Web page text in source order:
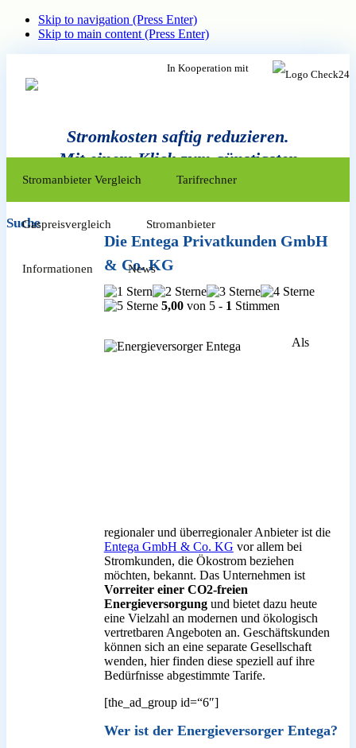
Skip to navigation (Press Enter)
Skip to main content (Press Enter)
In Kooperation mit
Stromkosten saftig reduzieren.
Mit einem Klick zum günstigsten
Anbieter.
Inhalt
springen
Stromanbieter Vergleich Tarifrechner
Gaspreisvergleich Stromanbieter
Informationen News
Die Entega Privatkunden GmbH
& Co. KG
5,00von 5 - 1 Stimmen
Als
regionaler und überregionaler Anbieter ist die
Entega GmbH & Co. KG vor allem bei
Stromkunden, die Ökostrom beziehen
möchten, bekannt. Das Unternehmen ist
Vorreiter einer CO2-freien
Energieversorgungund bietet dazu heute
eine Vielzahl an modernen und ökologisch
vertretbaren Angeboten an. Geschäftskunden
können sich an eine separate Gesellschaft
wenden, hier finden diese speziell auf ihre
Bedürfnisse abgestimmte Tarife.
[the_ad_group id=“6″]
Wer ist der Energieversorger Entega?
Suche